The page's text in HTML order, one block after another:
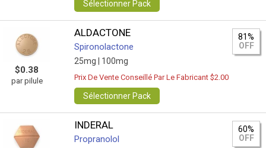
Sélectionner Pack
$0.38
par pilule
ALDACTONE
Spironolactone
25mg | 100mg
81%
OFF
Prix De Vente Conseillé Par Le Fabricant $2.00
Sélectionner Pack
INDERAL
Propranolol
60%
OFF